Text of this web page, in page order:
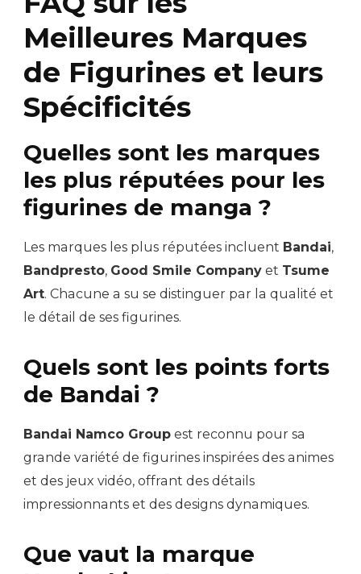
Meilleures Marques
de Figurines et leurs
Spécificités
Quelles sont les marques
les plus réputées pour les
figurines de manga ?
Les marques les plus réputées incluent Bandai,
Bandpresto, Good Smile Company et Tsume
Art. Chacune a su se distinguer par la qualité et
le détail de ses figurines.
Quels sont les points forts
de Bandai ?
Bandai Namco Group est reconnu pour sa
grande variété de figurines inspirées des animes
et des jeux vidéo, offrant des détails
impressionnants et des designs dynamiques.
Que vaut la marque